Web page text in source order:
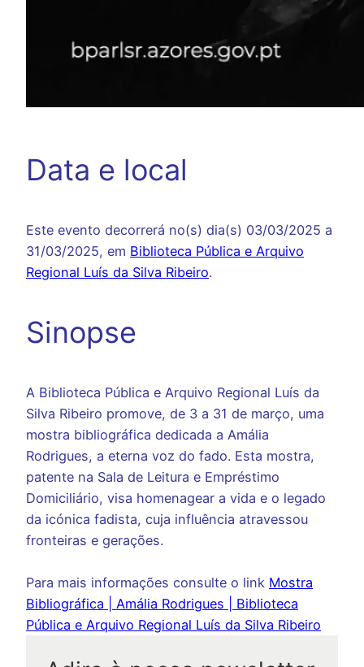
Data e local
Este evento decorrerá no(s) dia(s) 03/03/2025 a
31/03/2025, em Biblioteca Pública e Arquivo
Regional Luís da Silva Ribeiro.
Sinopse
A Biblioteca Pública e Arquivo Regional Luís da
Silva Ribeiro promove, de 3 a 31 de março, uma
mostra bibliográfica dedicada a Amália
Rodrigues, a eterna voz do fado. Esta mostra,
patente na Sala de Leitura e Empréstimo
Domiciliário, visa homenagear a vida e o legado
da icónica fadista, cuja influência atravessou
fronteiras e gerações.
Para mais informações consulte o link Mostra
Bibliográfica | Amália Rodrigues | Biblioteca
Pública e Arquivo Regional Luís da Silva Ribeiro